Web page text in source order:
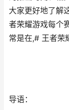
大家更好地了解
者荣耀游戏每个
常是在,# 王者荣
导语：